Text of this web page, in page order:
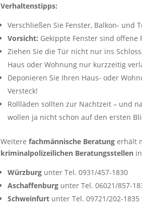
Verhaltenstipps:
Verschließen Sie Fenster, Balkon- und
Vorsicht: Gekippte Fenster sind
Ziehen Sie die Tür nicht nur ins
Haus oder Wohnung nur kurzzeitig
Deponieren Sie Ihren Haus- oder
Versteck!
Rollläden sollten zur Nachtzeit – und
wollen ja nicht schon auf den ersten
Weiterefachmännische Beratung erhält
kriminalpolizeilichen Beratungsstellen in
Würzburg unter Tel. 0931/457-1830
Aschaffenburg unter Tel. 06021/857-
Schweinfurt unter Tel. 09721/202-1835